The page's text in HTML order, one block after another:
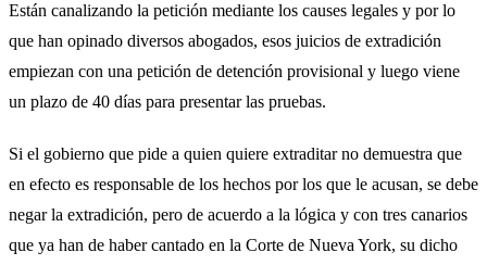
Están canalizando la petición mediante los causes legales y por lo
que han opinado diversos abogados, esos juicios de extradición
empiezan con una petición de detención provisional y luego viene
un plazo de 40 días para presentar las pruebas.
Si el gobierno que pide a quien quiere extraditar no demuestra que
en efecto es responsable de los hechos por los que le acusan, se debe
negar la extradición, pero de acuerdo a la lógica y con tres canarios
que ya han de haber cantado en la Corte de Nueva York, su dicho